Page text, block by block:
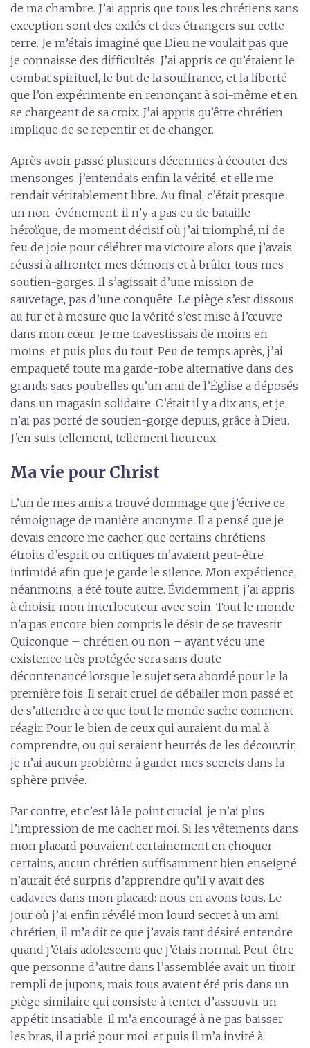
de ma chambre. J’ai appris que tous les chrétiens sans
exception sont des exilés et des étrangers sur cette
terre. Je m’étais imaginé que Dieu ne voulait pas que
je connaisse des difficultés. J’ai appris ce qu’étaient le
combat spirituel, le but de la souffrance, et la liberté
que l’on expérimente en renonçant à soi-même et en
se chargeant de sa croix. J’ai appris qu’être chrétien
implique de se repentir et de changer.
Après avoir passé plusieurs décennies à écouter des
mensonges, j’entendais enfin la vérité, et elle me
rendait véritablement libre. Au final, c’était presque
un non-événement: il n’y a pas eu de bataille
héroïque, de moment décisif où j’ai triomphé, ni de
feu de joie pour célébrer ma victoire alors que j’avais
réussi à affronter mes démons et à brûler tous mes
soutien-gorges. Il s’agissait d’une mission de
sauvetage, pas d’une conquête. Le piège s’est dissous
au fur et à mesure que la vérité s’est mise à l’œuvre
dans mon cœur. Je me travestissais de moins en
moins, et puis plus du tout. Peu de temps après, j’ai
empaqueté toute ma garde-robe alternative dans des
grands sacs poubelles qu’un ami de l’Église a déposés
dans un magasin solidaire. C’était il y a dix ans, et je
n’ai pas porté de soutien-gorge depuis, grâce à Dieu.
J’en suis tellement, tellement heureux.
Ma vie pour Christ
L’un de mes amis a trouvé dommage que j’écrive ce
témoignage de manière anonyme. Il a pensé que je
devais encore me cacher, que certains chrétiens
étroits d’esprit ou critiques m’avaient peut-être
intimidé afin que je garde le silence. Mon expérience,
néanmoins, a été toute autre. Évidemment, j’ai appris
à choisir mon interlocuteur avec soin. Tout le monde
n’a pas encore bien compris le désir de se travestir.
Quiconque – chrétien ou non – ayant vécu une
existence très protégée sera sans doute
décontenancé lorsque le sujet sera abordé pour le la
première fois. Il serait cruel de déballer mon passé et
de s’attendre à ce que tout le monde sache comment
réagir. Pour le bien de ceux qui auraient du mal à
comprendre, ou qui seraient heurtés de les découvrir,
je n’ai aucun problème à garder mes secrets dans la
sphère privée.
Par contre, et c’est là le point crucial, je n’ai plus
l’impression de me cacher moi. Si les vêtements dans
mon placard pouvaient certainement en choquer
certains, aucun chrétien suffisamment bien enseigné
n’aurait été surpris d’apprendre qu’il y avait des
cadavres dans mon placard: nous en avons tous. Le
jour où j’ai enfin révélé mon lourd secret à un ami
chrétien, il m’a dit ce que j’avais tant désiré entendre
quand j’étais adolescent: que j’étais normal. Peut-être
que personne d’autre dans l’assemblée avait un tiroir
rempli de jupons, mais tous avaient été pris dans un
piège similaire qui consiste à tenter d’assouvir un
appétit insatiable. Il m’a encouragé à ne pas baisser
les bras, il a prié pour moi, et puis il m’a invité à